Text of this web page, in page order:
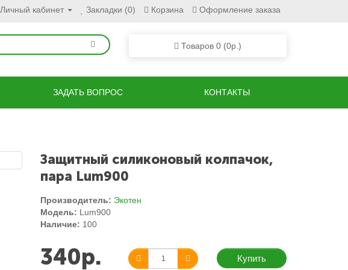
Личный кабинет Закладки (0) Корзина Оформление заказа
Товаров 0 (0р.)
ЗАДАТЬ ВОПРОС КОНТАКТЫ
Защитный силиконовый колпачок,
пара Lum900
Производитель: Экотен
Модель: Lum900
Наличие: 100
340р. Купить